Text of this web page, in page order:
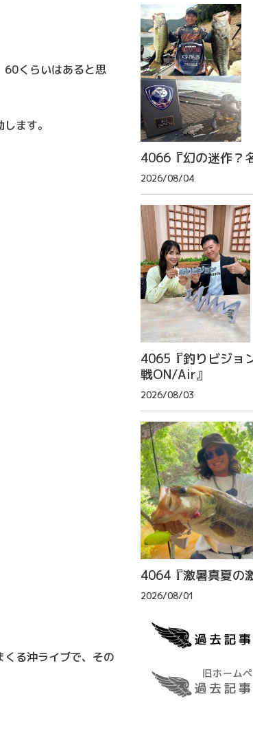
60くらいはあると思
ます。
る沖ライブで、その
4066『幻の迷作？
2026/08/04
4065『釣りビジョ
戦ON/Air』
2026/08/03
4064『激暑真夏の
2026/08/01